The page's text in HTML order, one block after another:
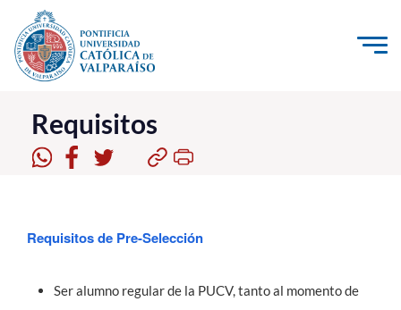
Click acá para ir directamente al contenido
La Universidad
Investigación, Creación e Innovación
Admisión
Requisitos
Requisitos de Pre-Selección
Ser alumno regular de la PUCV, tanto al momento de